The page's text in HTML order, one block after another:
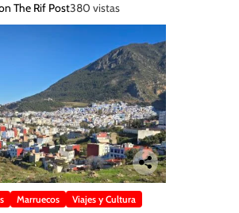
The Rif Post380 vistas
Marruecos Viajes y Cultura